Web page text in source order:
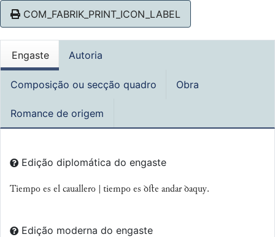
COM_FABRIK_PRINT_ICON_LABEL
Engaste Autoria
Composição ou secção quadro Obra
Romance de origem
Edição diplomática do engaste
Tiempo es el cauallero | tiempo es ꝺﬅe andar ꝺaquy.
Edição moderna do engaste